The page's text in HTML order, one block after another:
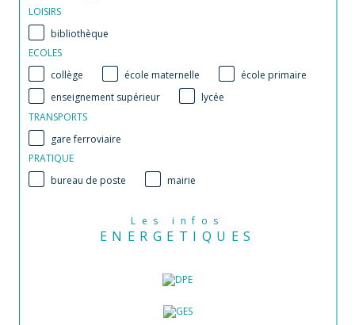
LOISIRS
bibliothèque
ECOLES
collège
école maternelle
école primaire
enseignement supérieur
lycée
TRANSPORTS
gare ferroviaire
PRATIQUE
bureau de poste
mairie
Les infos
ENERGETIQUES